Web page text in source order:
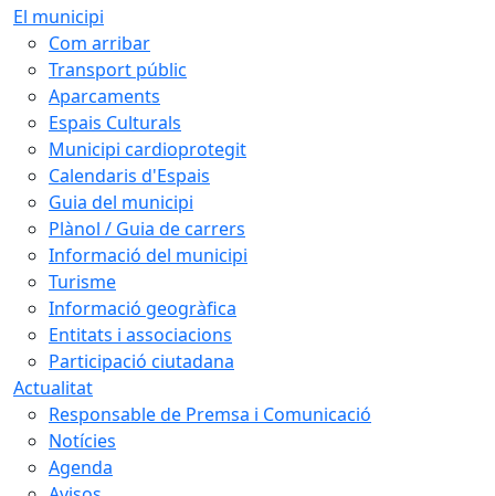
El municipi
Com arribar
Transport públic
Aparcaments
Espais Culturals
Municipi cardioprotegit
Calendaris d'Espais
Guia del municipi
Plànol / Guia de carrers
Informació del municipi
Turisme
Informació geogràfica
Entitats i associacions
Participació ciutadana
Actualitat
Responsable de Premsa i Comunicació
Notícies
Agenda